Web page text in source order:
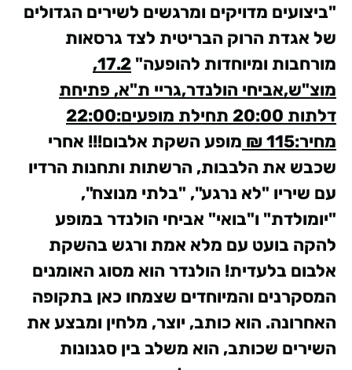
"ביצועים מדויקים ומרגשים לשירים הגדולים
של אגדת הרוק הבריטית לצד גרסאות
מורחבות ומיוחדות להופעה"
17.2,
מוצ"ש,אביחי הולנדר,גריי ת"א, פתיחת
דלתות 20:00 תחילת מופעים:22:00
מחיר:115 ₪
מופע השקת אלבום!!! אחרי
שכבש את הלבבות, הרשתות ותחנות הרדיו
עם שיריו "לא נרגע", "בלתי מנוצח",
"יומולדת" ו"בואי" אביחי הולנדר במופע
להקה בועט עם מלא אמת ורגש בהשקת
אלבום בלעדית! הולנדר הוא מסוג האומנים
המסקרנים והמיוחדים שצמחו כאן בתקופה
האחרונה. הוא כותב, יוצר, מלחין ומבצע את
השירים שכותב, הוא משלב בין סגנונות